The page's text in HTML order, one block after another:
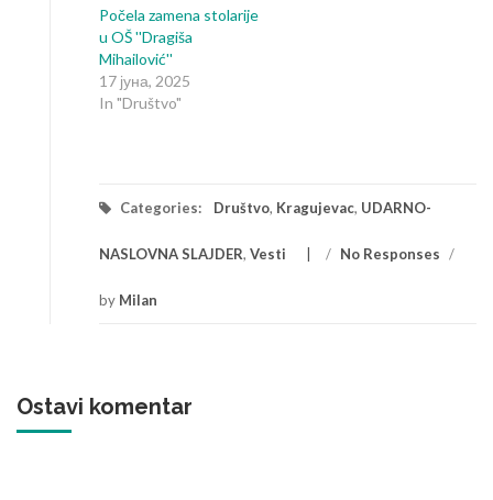
Počela zamena stolarije
u OŠ ''Dragiša
Mihailović''
17 јуна, 2025
In "Društvo"
Categories: Društvo, Kragujevac, UDARNO-
NASLOVNA SLAJDER, Vesti / No Responses /
by Milan
Ostavi komentar